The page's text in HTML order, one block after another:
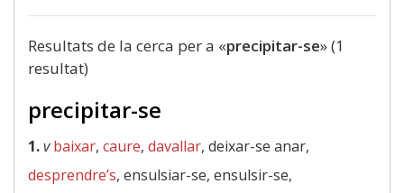
Resultats de la cerca per a «precipitar-se» (1
resultat)
precipitar-se
1.v baixar, caure, davallar, deixar-se anar,
desprendre’s, ensulsiar-se, ensulsir-se,